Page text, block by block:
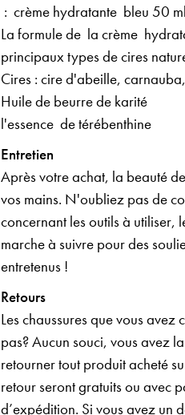
: crème hydratante bleu 50 ml
La formule de la crème
principaux types de cires
Cires : cire d'abeille,
Huile de beurre de karité
l'essence de térébenthine
Entretien
Après votre achat, la beauté
vos mains. N'oubliez pas de
concernant les outils à utiliser,
marche à suivre pour des
entretenus !
Retours
Les chaussures que vous avez
pas? Aucun souci, vous avez
retourner tout produit acheté
retour seront gratuits ou avec
d’expédition. Si vous avez un